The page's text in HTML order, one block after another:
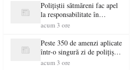
Polițiștii sătmăreni fac apel
la responsabilitate în
trafic…
acum 3 ore
Peste 350 de amenzi aplicate
într-o singură zi de polițiștii
sătmăreni
acum 3 ore